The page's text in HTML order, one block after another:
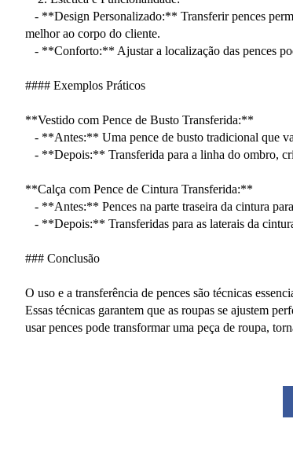
- **Design Personalizado:** Transferir pences
melhor ao corpo do cliente.
- **Conforto:** Ajustar a localização das pences
#### Exemplos Práticos
**Vestido com Pence de Busto Transferida:**
- **Antes:** Uma pence de busto tradicional que
- **Depois:** Transferida para a linha do ombro,
**Calça com Pence de Cintura Transferida:**
- **Antes:** Pences na parte traseira da cintura
- **Depois:** Transferidas para as laterais da
### Conclusão
O uso e a transferência de pences são técnicas
Essas técnicas garantem que as roupas se ajustem
usar pences pode transformar uma peça de roupa,